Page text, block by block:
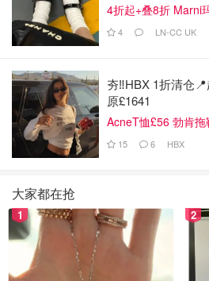
Amazon.com :
(0.4g/100g Sugar
Spices And Herbs :
$34.99
4折起+叠8折 Marni
4 LN-CC UK
夯‼️HBX 1折清仓
原£1641
AcneT恤£56 勃肯拖
15 6 HBX
大家都在抢
1 2